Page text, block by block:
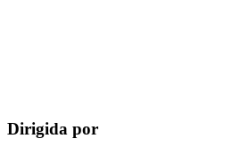
Dirigida por